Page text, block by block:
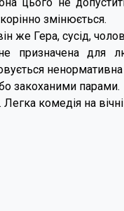
змінюється.
же Гера, сусід,
призначена для
закоханими парами.
комедія на